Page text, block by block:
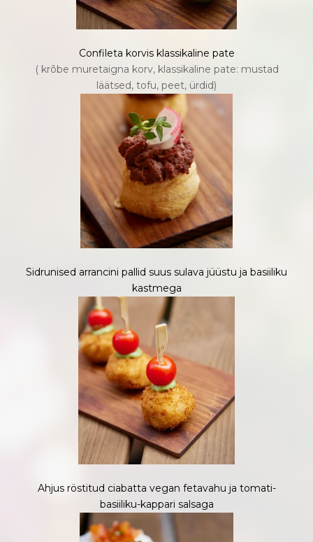
Confileta korvis klassikaline pate
( krõbe muretaigna korv, klassikaline pate: mustad
läätsed, tofu, peet, ürdid)
Sidrunised arrancini pallid suus sulava jüüstu ja basiiliku
kastmega
Ahjus röstitud ciabatta vegan fetavahu ja tomati-
basiiliku-kappari salsaga